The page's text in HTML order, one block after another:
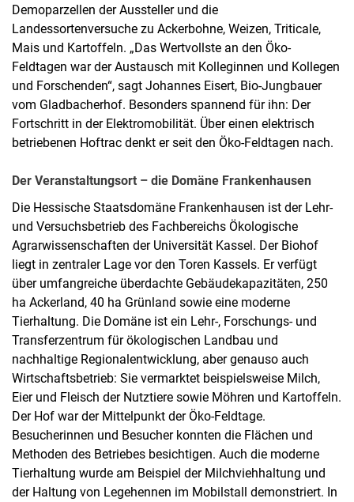
Demoparzellen der Aussteller und die
Landessortenversuche zu Ackerbohne, Weizen, Triticale,
Mais und Kartoffeln. „Das Wertvollste an den Öko-
Feldtagen war der Austausch mit Kolleginnen und Kollegen
und Forschenden“, sagt Johannes Eisert, Bio-Jungbauer
vom Gladbacherhof. Besonders spannend für ihn: Der
Fortschritt in der Elektromobilität. Über einen elektrisch
betriebenen Hoftrac denkt er seit den Öko-Feldtagen nach.
Der Veranstaltungsort – die Domäne Frankenhausen
Die Hessische Staatsdomäne Frankenhausen ist der Lehr-
und Versuchsbetrieb des Fachbereichs Ökologische
Agrarwissenschaften der Universität Kassel. Der Biohof
liegt in zentraler Lage vor den Toren Kassels. Er verfügt
über umfangreiche überdachte Gebäudekapazitäten, 250
ha Ackerland, 40 ha Grünland sowie eine moderne
Tierhaltung. Die Domäne ist ein Lehr-, Forschungs- und
Transferzentrum für ökologischen Landbau und
nachhaltige Regionalentwicklung, aber genauso auch
Wirtschaftsbetrieb: Sie vermarktet beispielsweise Milch,
Eier und Fleisch der Nutztiere sowie Möhren und Kartoffeln.
Der Hof war der Mittelpunkt der Öko-Feldtage.
Besucherinnen und Besucher konnten die Flächen und
Methoden des Betriebes besichtigen. Auch die moderne
Tierhaltung wurde am Beispiel der Milchviehhaltung und
der Haltung von Legehennen im Mobilstall demonstriert. In